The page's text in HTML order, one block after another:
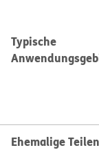
Typische
Ehemalige